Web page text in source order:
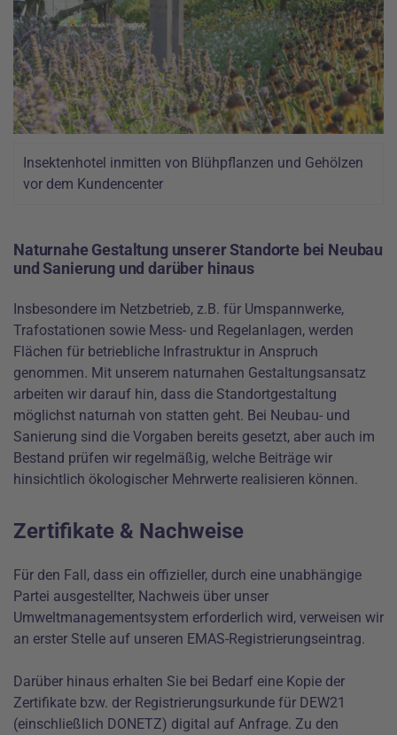
Insektenhotel inmitten von Blühpflanzen und Gehölzen
vor dem Kundencenter
Naturnahe Gestaltung unserer Standorte bei Neubau
und Sanierung und darüber hinaus
Insbesondere im Netzbetrieb, z.B. für Umspannwerke,
Trafostationen sowie Mess- und Regelanlagen, werden
Flächen für betriebliche Infrastruktur in Anspruch
genommen. Mit unserem naturnahen Gestaltungsansatz
arbeiten wir darauf hin, dass die Standortgestaltung
möglichst naturnah von statten geht. Bei Neubau- und
Sanierung sind die Vorgaben bereits gesetzt, aber auch im
Bestand prüfen wir regelmäßig, welche Beiträge wir
hinsichtlich ökologischer Mehrwerte realisieren können.
Zertifikate & Nachweise
Für den Fall, dass ein offizieller, durch eine unabhängige
Partei ausgestellter, Nachweis über unser
Umweltmanagementsystem erforderlich wird, verweisen wir
an erster Stelle auf unseren EMAS-Registrierungseintrag.
Darüber hinaus erhalten Sie bei Bedarf eine Kopie der
Zertifikate bzw. der Registrierungsurkunde für DEW21
(einschließlich DONETZ) digital auf Anfrage. Zu den